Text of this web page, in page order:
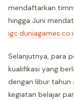
mendaftarkan
hingga Juni
Selanjutnya, para
kualifikasi yang
dengan libur tahun
kegiatan belajar